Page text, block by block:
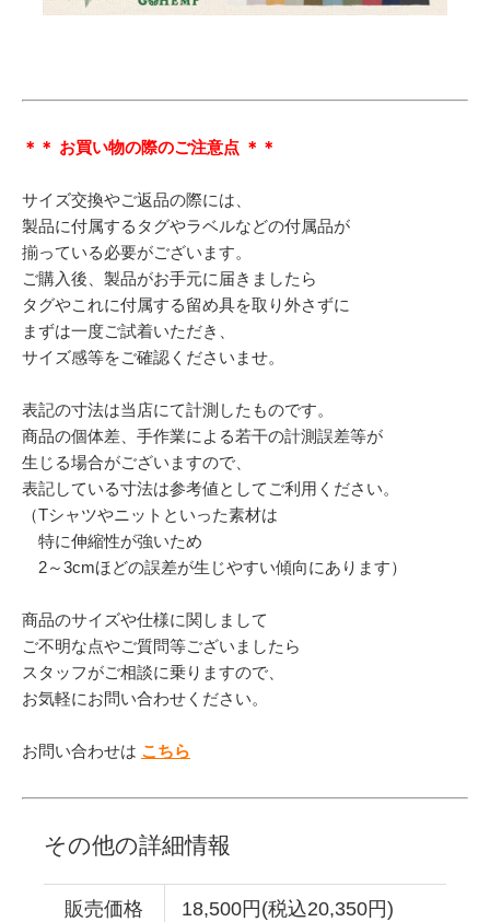
＊＊ お買い物の際のご注意点 ＊＊
サイズ交換やご返品の際には、
製品に付属するタグやラベルなどの付属品が
揃っている必要がございます。
ご購入後、製品がお手元に届きましたら
タグやこれに付属する留め具を取り外さずに
まずは一度ご試着いただき、
サイズ感等をご確認くださいませ。
表記の寸法は当店にて計測したものです。
商品の個体差、手作業による若干の計測誤差等が
生じる場合がございますので、
表記している寸法は参考値としてご利用ください。
（Tシャツやニットといった素材は
特に伸縮性が強いため
2～3cmほどの誤差が生じやすい傾向にあります）
商品のサイズや仕様に関しまして
ご不明な点やご質問等ございましたら
スタッフがご相談に乗りますので、
お気軽にお問い合わせください。
お問い合わせは こちら
その他の詳細情報
販売価格 18,500円(税込20,350円)